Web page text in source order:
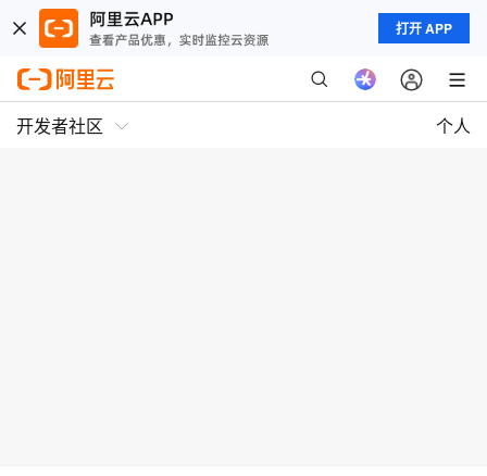
打开 APP
开发者社区 个人